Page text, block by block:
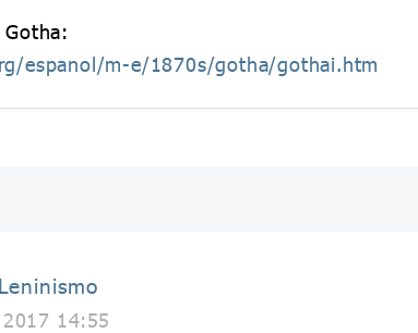
espanol/m-e/1870s/gotha/gothai.htm
14:55